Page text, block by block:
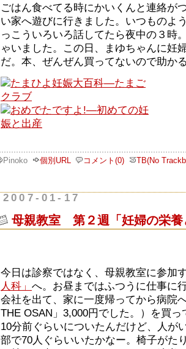
ごはん食べてる時にかいくんと連絡が
い家へ遊びに行きました。いつものよ
っこういろいろ話してたら夜中の３時
ゃいました。この日、まゆちゃんに妊
だ。本、ぜんぜん買ってないので助か
Pinoko 個別URL コメント(0) TB(No
2007-01-17
母親教室 第２週「妊婦の栄養
今日は診察ではなく、母親教室に参加
人科」 へ。お昼まではふつうに仕事に
会社を出て、家に一度帰ってから病院
THE OSAN」3,000円でした。）を買
10分前ぐらいについたんだけど、人が
部で70人ぐらいいたかなー。椅子がた